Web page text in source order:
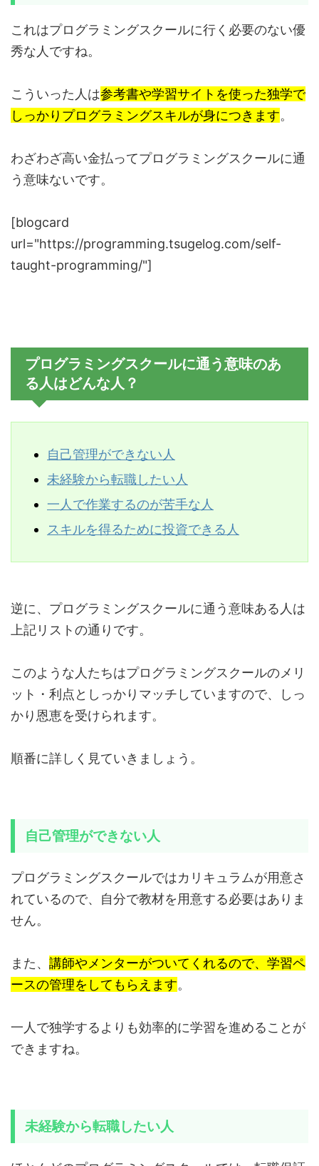
これはプログラミングスクールに行く必要のない優
秀な人ですね。
こういった人は参考書や学習サイトを使った独学で
しっかりプログラミングスキルが身につきます。
わざわざ高い金払ってプログラミングスクールに通
う意味ないです。
[blogcard
url="https://programming.tsugelog.com/self-
taught-programming/"]
プログラミングスクールに通う意味のあ
る人はどんな人？
自己管理ができない人
未経験から転職したい人
一人で作業するのが苦手な人
スキルを得るために投資できる人
逆に、プログラミングスクールに通う意味ある人は
上記リストの通りです。
このような人たちはプログラミングスクールのメリ
ット・利点としっかりマッチしていますので、しっ
かり恩恵を受けられます。
順番に詳しく見ていきましょう。
自己管理ができない人
プログラミングスクールではカリキュラムが用意さ
れているので、自分で教材を用意する必要はありま
せん。
また、 講師やメンターがついてくれるので、学習ペ
ースの管理をしてもらえます。
一人で独学するよりも効率的に学習を進めることが
できますね。
未経験から転職したい人